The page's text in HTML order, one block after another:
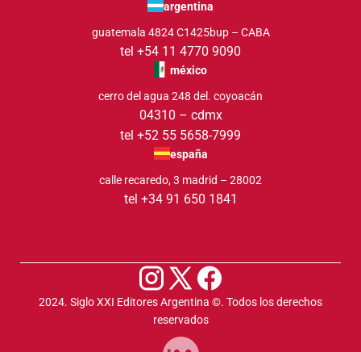
argentina
guatemala 4824 C1425bup – CABA
tel +54 11 4770 9090
méxico
cerro del agua 248 del. coyoacán
04310 – cdmx
tel +52 55 5658-7999
españa
calle recaredo, 3 madrid – 28002
tel +34 91 650 1841
2024. Siglo XXI Editores Argentina ©️. Todos los derechos
reservados